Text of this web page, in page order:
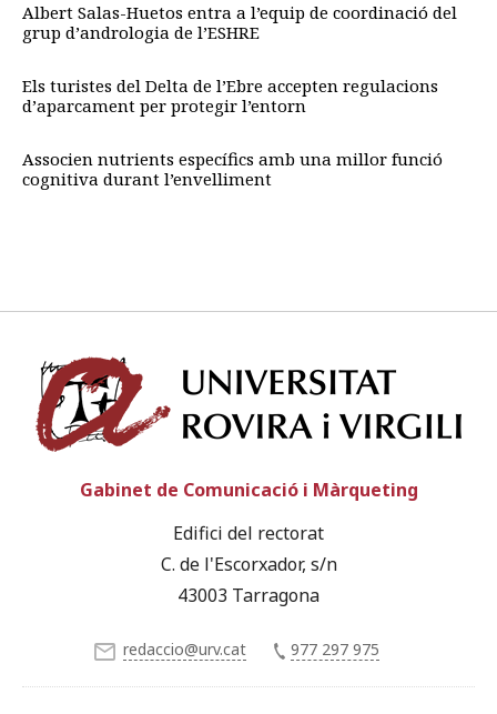
Albert Salas-Huetos entra a l’equip de coordinació del
grup d’andrologia de l’ESHRE
Els turistes del Delta de l’Ebre accepten regulacions
d’aparcament per protegir l’entorn
Associen nutrients específics amb una millor funció
cognitiva durant l’envelliment
Gabinet de Comunicació i Màrqueting
Edifici del rectorat
C. de l'Escorxador, s/n
43003 Tarragona
redaccio@urv.cat 977 297 975